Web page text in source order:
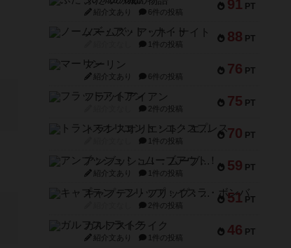
91 PT
紹介文あり 6件の投稿
88 PT
ノームズ・アット・ナイト
1件の投稿
76 PT
マーリン
紹介文あり 6件の投稿
75 PT
フラットアイアン
2件の投稿
70 PT
トランスオリエント・エクスプレス
1件の投稿
59 PT
アンブッシュ！：ムーブアウト！
紹介文あり 1件の投稿
51 PT
キャプテン・フリップ：イスラ・ボンバ
2件の投稿
46 PT
ガルフストライク
紹介文あり 1件の投稿